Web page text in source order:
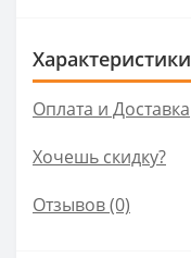
Характеристики
Оплата и Доставка
Хочешь скидку?
Отзывов (0)